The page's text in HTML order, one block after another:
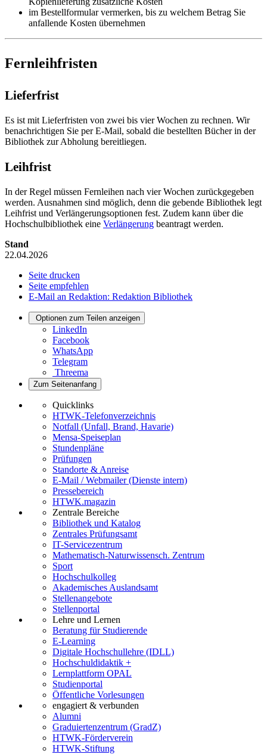
im Bestellformular vermerken, bis zu welchem Betrag Sie
anfallende Kosten übernehmen
Fernleihfristen
Lieferfrist
Es ist mit Lieferfristen von zwei bis vier Wochen zu rechnen. Wir
benachrichtigen Sie per E-Mail, sobald die bestellten Bücher in der
Bibliothek zur Abholung bereitliegen.
Leihfrist
In der Regel müssen Fernleihen nach vier Wochen zurückgegeben
werden. Ausnahmen sind möglich, denn die gebende Bibliothek legt
Leihfrist und Verlängerungsoptionen fest. Zudem kann über die
Hochschulbibliothek eine Verlängerung beantragt werden.
Stand
22.04.2026
Seite drucken
Seite empfehlen
E-Mail an Redaktion: Redaktion Bibliothek
Optionen zum Teilen anzeigen
LinkedIn
Facebook
WhatsApp
Telegram
Threema
Zum Seitenanfang
Quicklinks
HTWK-Telefonverzeichnis
Notfall (Unfall, Brand, Havarie)
Mensa-Speiseplan
Stundenpläne
Prüfungen
Standorte & Anreise
E-Mail / Webmailer (Dienste intern)
Pressebereich
HTWK.magazin
Zentrale Bereiche
Bibliothek und Katalog
Zentrales Prüfungsamt
IT-Servicezentrum
Mathematisch-Naturwissensch. Zentrum
Sport
Hochschulkolleg
Akademisches Auslandsamt
Stellenangebote
Stellenportal
Lehre und Lernen
Beratung für Studierende
E-Learning
Digitale Hochschullehre (IDLL)
Hochschuldidaktik +
Lernplattform OPAL
Studienportal
Öffentliche Vorlesungen
engagiert & verbunden
Alumni
Graduiertenzentrum (GradZ)
HTWK-Förderverein
HTWK-Stiftung